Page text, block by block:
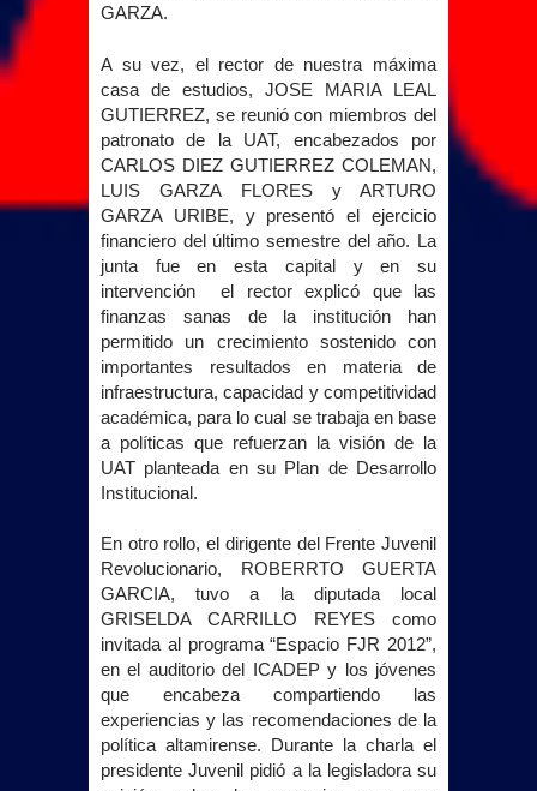
GARZA.
A su vez, el rector de nuestra máxima
casa de estudios, JOSE MARIA LEAL
GUTIERREZ, se reunió con miembros del
patronato de la UAT, encabezados por
CARLOS DIEZ GUTIERREZ COLEMAN,
LUIS GARZA FLORES y ARTURO
GARZA URIBE, y presentó el ejercicio
financiero del último semestre del año. La
junta fue en esta capital y en su
intervención
el rector explicó que las
finanzas sanas de la institución han
permitido un crecimiento sostenido con
importantes resultados en materia de
infraestructura, capacidad y competitividad
académica, para lo cual se trabaja en base
a políticas que refuerzan la visión de la
UAT planteada en su Plan de Desarrollo
Institucional.
En otro rollo, el dirigente del Frente Juvenil
Revolucionario, ROBERRTO GUERTA
GARCIA, tuvo a la diputada local
GRISELDA CARRILLO REYES como
invitada al programa “Espacio FJR 2012”,
en el auditorio del ICADEP y los jóvenes
que encabeza compartiendo las
experiencias y las recomendaciones de la
política altamirense. Durante la charla el
presidente Juvenil pidió a la legisladora su